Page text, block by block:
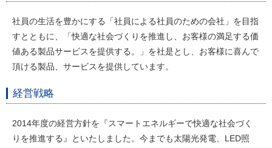
社員の生活を豊かにする「社員による社員のための会社」を目指
すとともに、「快適な社会づくりを推進し、お客様の満足する価
値ある製品サービスを提供する。」を社是とし、お客様に喜んで
頂ける製品、サービスを提供しています。
経営戦略
2014年度の経営方針を『スマートエネルギーで快適な社会づく
りを推進する』といたしました。今までも太陽光発電、LED照